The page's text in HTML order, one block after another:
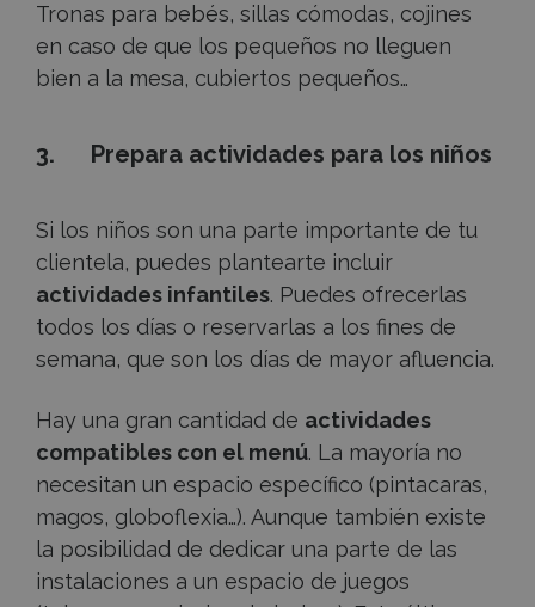
Tronas para bebés, sillas cómodas, cojines
en caso de que los pequeños no lleguen
bien a la mesa, cubiertos pequeños…
3. Prepara actividades para los niños
Si los niños son una parte importante de tu
clientela, puedes plantearte incluir
actividades infantiles. Puedes ofrecerlas
todos los días o reservarlas a los fines de
semana, que son los días de mayor afluencia.
Hay una gran cantidad de actividades
compatibles con el menú. La mayoría no
necesitan un espacio específico (pintacaras,
magos, globoflexia…). Aunque también existe
la posibilidad de dedicar una parte de las
instalaciones a un espacio de juegos